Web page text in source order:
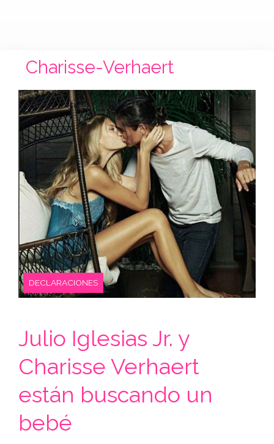
Charisse-Verhaert
DECLARACIONES
Julio Iglesias Jr. y
Charisse Verhaert
están buscando un
bebé